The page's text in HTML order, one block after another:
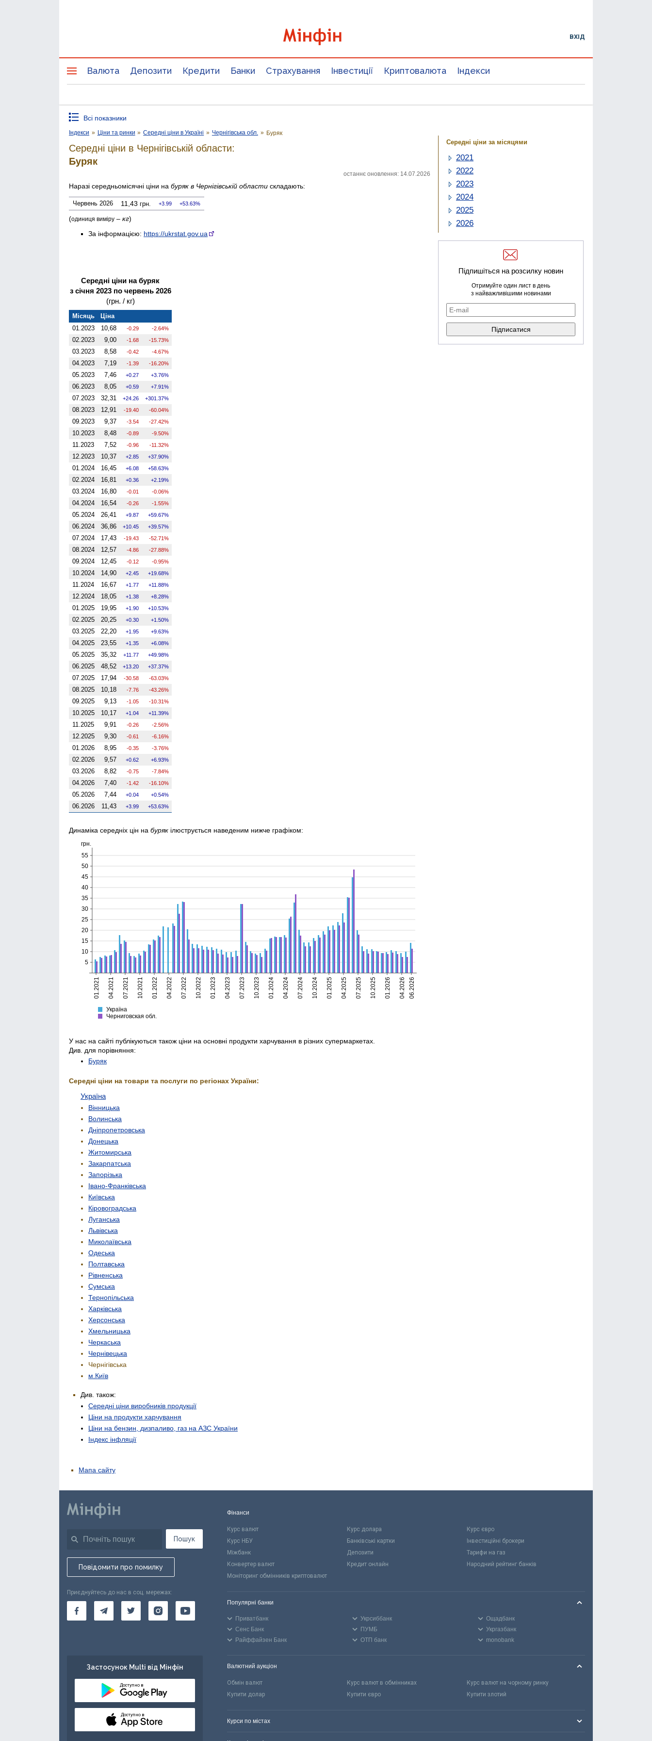
ВХІД
Валюта Депозити Кредити Банки Страхування Інвестиції Криптовалюта Індекси
Всі показники
Індекси » Ціни та ринки » Середні ціни в Україні » Чернігівська обл. » Буряк
Середні ціни в Чернігівській области:
Буряк
останнє оновлення: 14.07.2026
Наразі середньомісячні ціни на буряк в Чернігівській области складають:
Червень 2026 11,43 грн. 3.99 53.63%
(одиниця виміру – кг)
За інформацією: https://ukrstat.gov.ua
Середні ціни на буряк
з січня 2023 по червень 2026
(грн. / кг)
Місяць
Ціна
01.2023
10,68 -0.29 -2.64%
02.2023 9,00 -1.68 -15.73%
03.2023 8,58 -0.42 -4.67%
04.2023 7,19 -1.39 -16.20%
05.2023 7,46 0.27 3.76%
06.2023 8,05 0.59 7.91%
07.2023 32,31 24.26 301.37%
08.2023 12,91 -19.40 -60.04%
09.2023 9,37 -3.54 -27.42%
10.2023 8,48 -0.89 -9.50%
11.2023 7,52 -0.96 -11.32%
12.2023 10,37 2.85 37.90%
01.2024 16,45 6.08 58.63%
02.2024 16,81 0.36 2.19%
03.2024 16,80 -0.01 -0.06%
04.2024 16,54 -0.26 -1.55%
05.2024 26,41 9.87 59.67%
06.2024 36,86 10.45 39.57%
07.2024 17,43 -19.43 -52.71%
08.2024 12,57 -4.86 -27.88%
09.2024 12,45 -0.12 -0.95%
10.2024 14,90 2.45 19.68%
11.2024 16,67 1.77 11.88%
12.2024 18,05 1.38 8.28%
01.2025 19,95 1.90 10.53%
02.2025 20,25 0.30 1.50%
03.2025 22,20 1.95 9.63%
04.2025 23,55 1.35 6.08%
05.2025 35,32 11.77 49.98%
06.2025 48,52 13.20 37.37%
07.2025 17,94 -30.58 -63.03%
08.2025 10,18 -7.76 -43.26%
09.2025 9,13 -1.05 -10.31%
10.2025 10,17 1.04 11.39%
11.2025 9,91 -0.26 -2.56%
12.2025 9,30 -0.61 -6.16%
01.2026 8,95 -0.35 -3.76%
02.2026 9,57 0.62 6.93%
03.2026 8,82 -0.75 -7.84%
04.2026 7,40 -1.42 -16.10%
05.2026 7,44 0.04 0.54%
06.2026 11,43 3.99 53.63%
Динаміка середніх цін на буряк ілюструється наведеним нижче графіком:
Україна
Черниговская
01.2021 04.2021 07.2021 10.2021 01.2022 04.2022 07.2022 10.2022 01.2023 04.2023 07.2023 10.2023 01.2024 04.2024 07.2024 10.2024 01.2025 04.2025 07.2025 10.2025 01.2026 04.2026 06.2026
5
10
15
20
25
30
35
40
45
50
55
грн.
Україна
Черниговская обл.
У нас на сайті публікуються також ціни на основні продукти харчування в різних супермаркетах.
Див. для порівняння:
Буряк
Середні ціни на товари та послуги по регіонах України:
Україна
Вінницька
Волинська
Дніпропетровська
Донецька
Житомирська
Закарпатська
Запорізька
Івано-Франківська
Київська
Кіровоградська
Луганська
Львівська
Миколаївська
Одеська
Полтавська
Рівненська
Сумська
Тернопільська
Харківська
Херсонська
Хмельницька
Черкаська
Чернівецька
Чернігівська
м.Київ
Див. також:
Середні ціни виробників продукції
Ціни на продукти харчування
Ціни на бензин, дизпаливо, газ на АЗС України
Індекс інфляції
Середні ціни за місяцями
2021
2022
2023
2024
2025
2026
Підпишіться на розсилку новин
Отримуйте один лист в день
з найважливішими новинами
Мапа сайту
Пошук
Повідомити про помилку
Приєднуйтесь до нас в соц. мережах:
Застосунок Multi від Мінфін
Доступно в
Доступно в
Фінанси
Курс валют Курс долара
Курс євро
Курс НБУ
Банківські картки
Інвестиційні брокери
Міжбанк
Депозити
Тарифи на газ
Конвертер валют
Кредит онлайн
Народний рейтинг банків
Моніторинг обмінників криптовалют
Популярні банки
Приватбанк Укрсиббанк
Ощадбанк
Сенс Банк
ПУМБ
Укргазбанк
Райффайзен Банк
ОТП банк monobank
Валютний аукціон
Обмін валют Курс валют в обмінниках
Курс валют на чорному ринку
Купити долар
Купити євро Купити злотий
Курси по містах